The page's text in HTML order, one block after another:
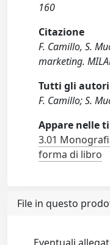
160
Citazione
F. Camillo, S.
marketing.
Tutti gli autori
F. Camillo; S.
Appare nelle
3.01
forma di libro
File in questo